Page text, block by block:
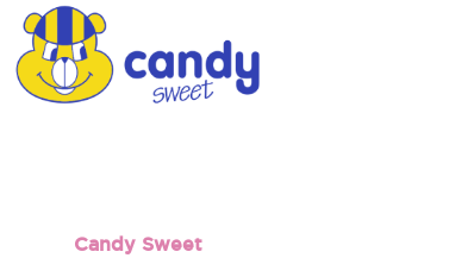
Candy Sweet